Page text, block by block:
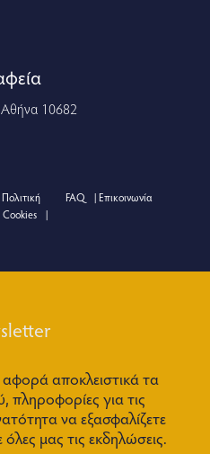
10682
Πολιτική
Cookies
FAQ Επικοινωνία
αποκλειστικά τα
πληροφορίες για τις
να εξασφαλίζετε
μας τις εκδηλώσεις.